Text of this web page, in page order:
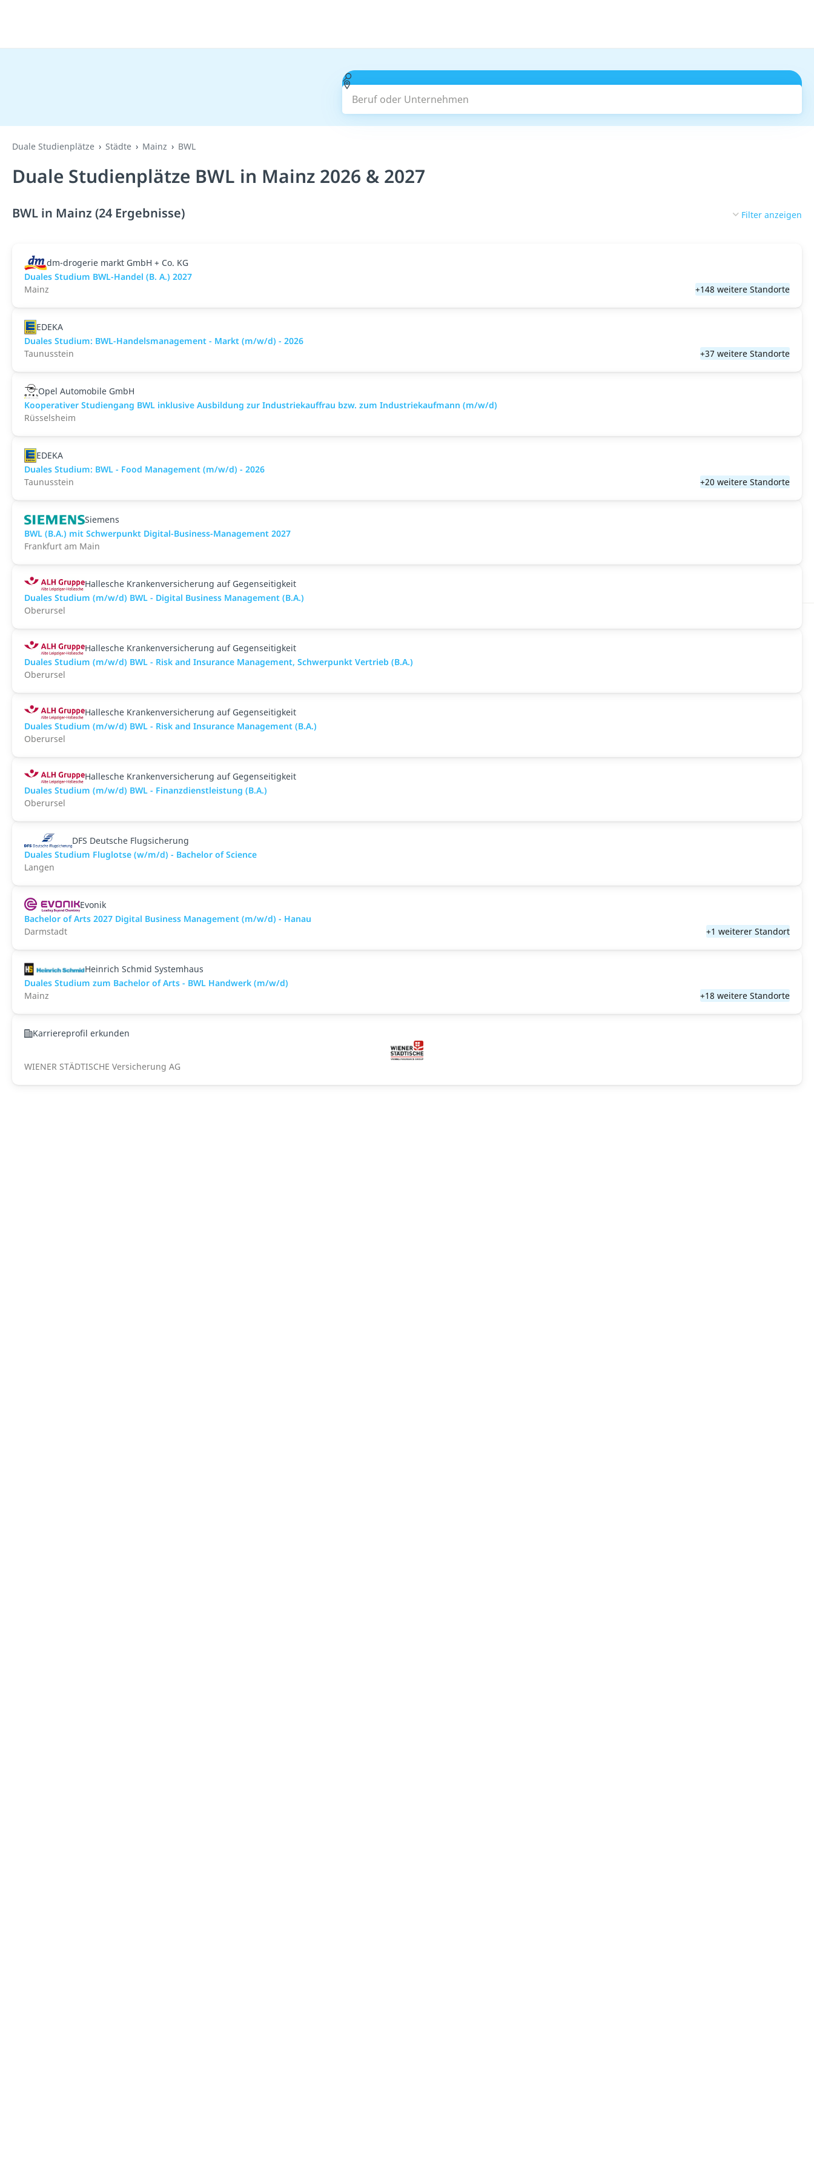
Beruf oder Unternehmen
Duale Studienplätze Städte Mainz BWL
Duale Studienplätze BWL in Mainz 2026 & 2027
BWL in Mainz (24 Ergebnisse) Filter anzeigen
dm-drogerie markt GmbH + Co. KG
Duales Studium BWL-Handel (B. A.) 2027
Mainz
+148 weitere Standorte
EDEKA
Duales Studium: BWL-Handelsmanagement - Markt (m/w/d) - 2026
Taunusstein
+37 weitere Standorte
Opel Automobile GmbH
Kooperativer Studiengang BWL inklusive Ausbildung zur Industriekauffrau bzw. zum Industriekaufmann (m/w/d)
Rüsselsheim
EDEKA
Duales Studium: BWL - Food Management (m/w/d) - 2026
Taunusstein
+20 weitere Standorte
Siemens
BWL (B.A.) mit Schwerpunkt Digital-Business-Management 2027
Frankfurt am Main
Hallesche Krankenversicherung auf Gegenseitigkeit
Duales Studium (m/w/d) BWL - Digital Business Management (B.A.)
Oberursel
Hallesche Krankenversicherung auf Gegenseitigkeit
Duales Studium (m/w/d) BWL - Risk and Insurance Management, Schwerpunkt Vertrieb (B.A.)
Oberursel
Hallesche Krankenversicherung auf Gegenseitigkeit
Duales Studium (m/w/d) BWL - Risk and Insurance Management (B.A.)
Oberursel
Hallesche Krankenversicherung auf Gegenseitigkeit
Duales Studium (m/w/d) BWL - Finanzdienstleistung (B.A.)
Oberursel
DFS Deutsche Flugsicherung
Duales Studium Fluglotse (w/m/d) - Bachelor of Science
Langen
Evonik
Bachelor of Arts 2027 Digital Business Management (m/w/d) - Hanau
Darmstadt
+1 weiterer Standort
Heinrich Schmid Systemhaus
Duales Studium zum Bachelor of Arts - BWL Handwerk (m/w/d)
Mainz
+18 weitere Standorte
Karriereprofil erkunden
WIENER STÄDTISCHE Versicherung AG